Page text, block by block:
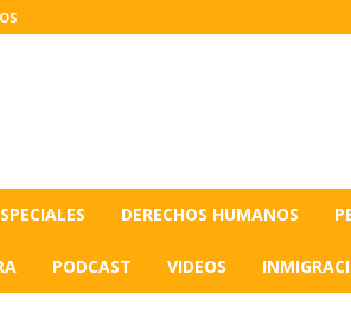
DERECHOS HUMANOS
PODCAST VIDEOS